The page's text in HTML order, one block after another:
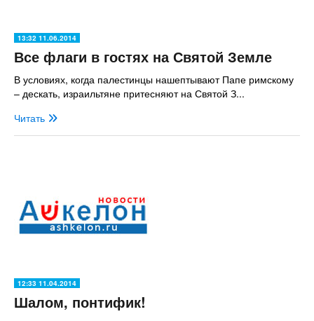
13:32 11.06.2014
Все флаги в гостях на Святой Земле
В условиях, когда палестинцы нашептывают Папе римскому
– дескать, израильтяне притесняют на Святой З...
Читать
12:33 11.04.2014
Шалом, понтифик!